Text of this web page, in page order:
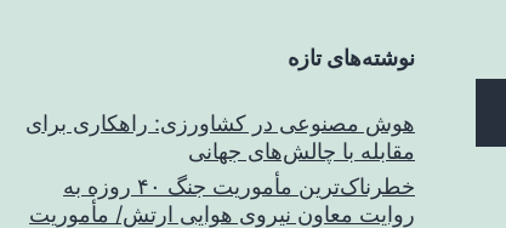
نوشته‌های تازه
هوش مصنوعی در کشاورزی: راهکاری برای
مقابله با چالش‌های جهانی
خطرناک‌ترین مأموریت جنگ ۴۰ روزه به
روایت معاون نیروی هوایی ارتش/ مأموریت